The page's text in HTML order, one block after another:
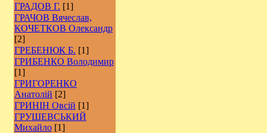
ГРАДОВ Г. [1]
ГРАЧОВ Вячеслав,
КОЧЕТКОВ Олександр
[2]
ГРЕБЕНЮК Б. [1]
ГРИБЕНКО Володимир
[1]
ГРИГОРЕНКО
Анатолій [2]
ГРИНІН Овсій [1]
ГРУШЕВСЬКИЙ
Михайло [1]